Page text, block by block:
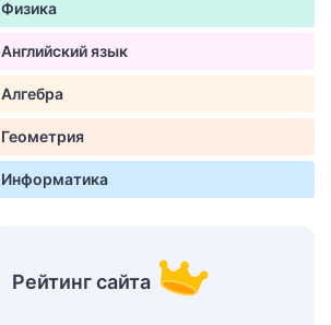
Физика
Английский язык
Алгебра
Геометрия
Информатика
Рейтинг сайта